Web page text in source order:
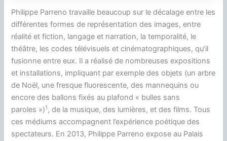
Philippe Parreno travaille beaucoup sur le décalage entre les
différentes formes de représentation des images, entre
réalité et fiction, langage et narration, la temporalité, le
théâtre, les codes télévisuels et cinématographiques, qu’il
fusionne entre eux. Il a réalisé de nombreuses expositions
et installations, impliquant par exemple des objets (un arbre
de Noël, une fresque fluorescente, des mannequins ou
encore des ballons fixés au plafond « bulles sans
paroles »)1, de la musique, des lumières, et des films. Tous
ces médiums accompagnent l’expérience poétique des
spectateurs. En 2013, Philippe Parreno expose au Palais